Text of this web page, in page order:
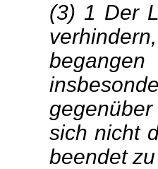
(3) 1 Der
sich nicht
beendet